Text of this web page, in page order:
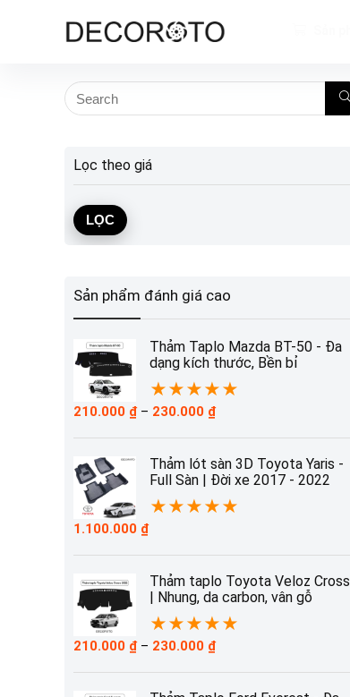
Lọc theo giá
LỌC
Sản phẩm đánh giá cao
Thảm Taplo Mazda BT-50 - Đa
dạng kích thước, Bền bỉ
★★★★★
210.000 ₫ – 230.000 ₫Khoảng
từ
210.000 ₫
đến
Thảm lót sàn 3D Toyota Yaris -
Full Sàn | Đời xe 2017 - 2022
★★★★★
1.100.000 ₫
Thảm taplo Toyota Veloz Cross
| Nhung, da carbon, vân gỗ
★★★★★
210.000 ₫ – 230.000 ₫Khoảng
từ
210.000 ₫